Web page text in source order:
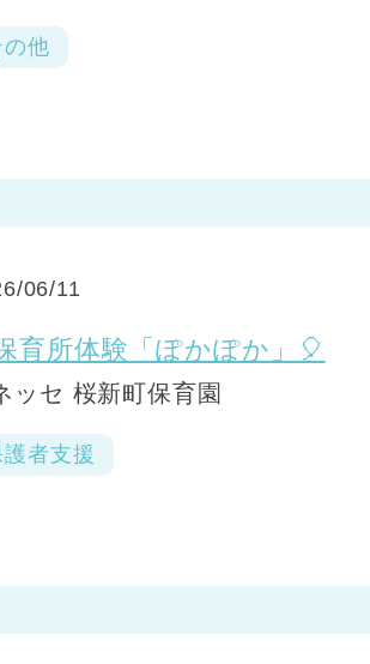
の他
06/11
育所体験「ぽかぽか」🎈
ッセ 桜新町保育園
護者支援